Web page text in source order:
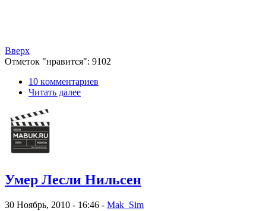
Вверх
Отметок "нравится": 9102
10 кoммeнтаpиев
Читать далее
Умер Лесли Нильсен
30 Ноябрь, 2010 - 16:46 - Mak_Sim